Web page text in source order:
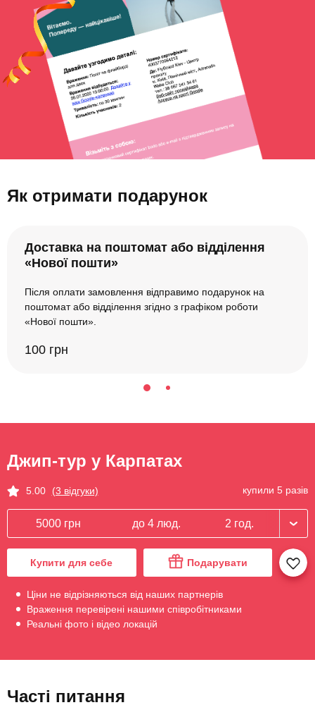
Як отримати подарунок
Доставка на поштомат або відділення
«Нової пошти»
Після оплати замовлення відправимо подарунок на
поштомат або відділення згідно з графіком роботи
«Нової пошти».
100 грн
Джип-тур у Карпатах
5.00 (3 відгуки) купили 5 разів
5000 грн до 4 люд. 2 год.
Купити для себе Подарувати
Ціни не відрізняються від наших партнерів
Враження перевірені нашими співробітниками
Реальні фото і відео локацій
Часті питання